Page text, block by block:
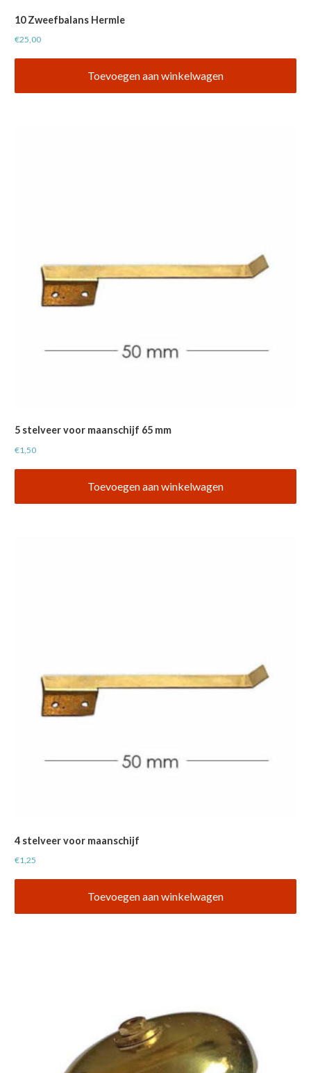
10 Zweefbalans Hermle
€25,00
Toevoegen aan winkelwagen
5 stelveer voor maanschijf 65 mm
€1,50
Toevoegen aan winkelwagen
4 stelveer voor maanschijf
€1,25
Toevoegen aan winkelwagen